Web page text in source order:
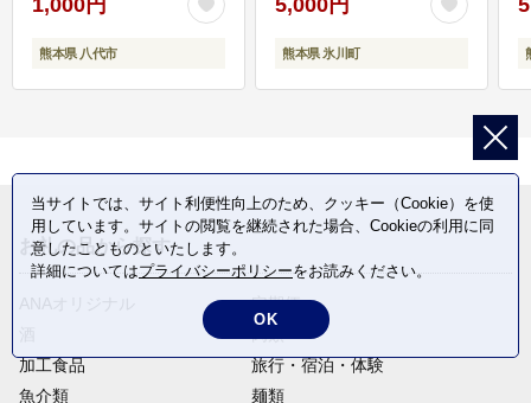
熊本県 八代市 熊本県 氷川町
お礼の品から探す
定期便
加工食品
旅行・宿泊・体験
魚介類
麺類
当サイトでは、サイト利便性向上のため、クッキー（Cookie）を使
用しています。サイトの閲覧を継続された場合、Cookieの利用に同
意したことものといたします。
詳細についてはプライバシーポリシーをお読みください。
OK